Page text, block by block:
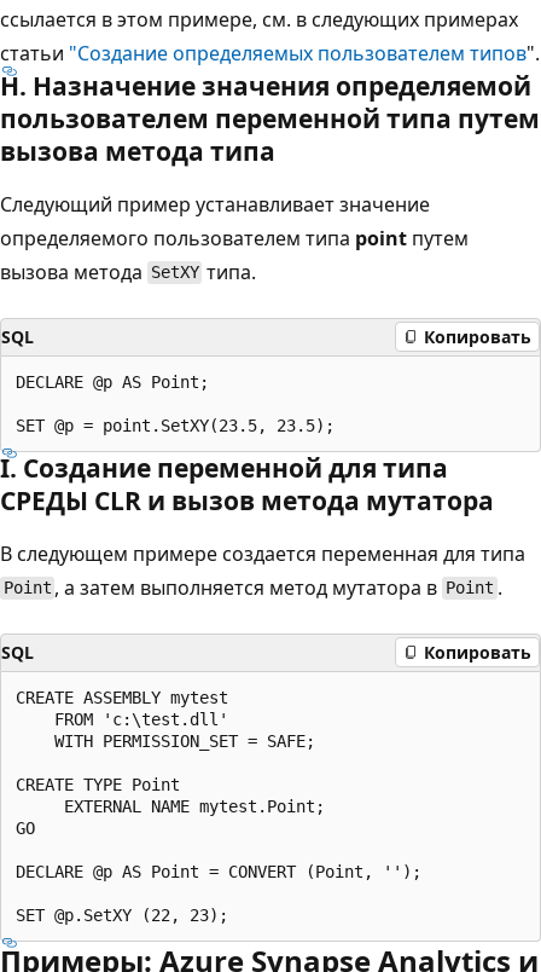
ссылается в этом примере, см. в следующих примерах
статьи "Создание определяемых пользователем типов".
H. Назначение значения определяемой
пользователем переменной типа путем
вызова метода типа
Следующий пример устанавливает значение
определяемого пользователем типа point путем
вызова метода SetXY типа.
SQL Копировать
DECLARE @p AS Point;
I. Создание переменной для типа
СРЕДЫ CLR и вызов метода мутатора
В следующем примере создается переменная для типа
Point , а затем выполняется метод мутатора в Point .
SQL Копировать
CREATE ASSEMBLY mytest
    FROM 'c:\test.dll'
    WITH PERMISSION_SET = SAFE;
CREATE TYPE Point
     EXTERNAL NAME mytest.Point;
GO
DECLARE @p AS Point = CONVERT (Point, '');
Примеры: Azure Synapse Analytics и